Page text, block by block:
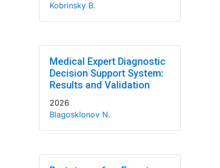
Kobrinsky B.
Medical Expert Diagnostic
Decision Support System:
Results and Validation
2026
Blagosklonov N.